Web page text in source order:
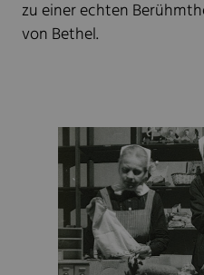
zu einer echten
von Bethel.